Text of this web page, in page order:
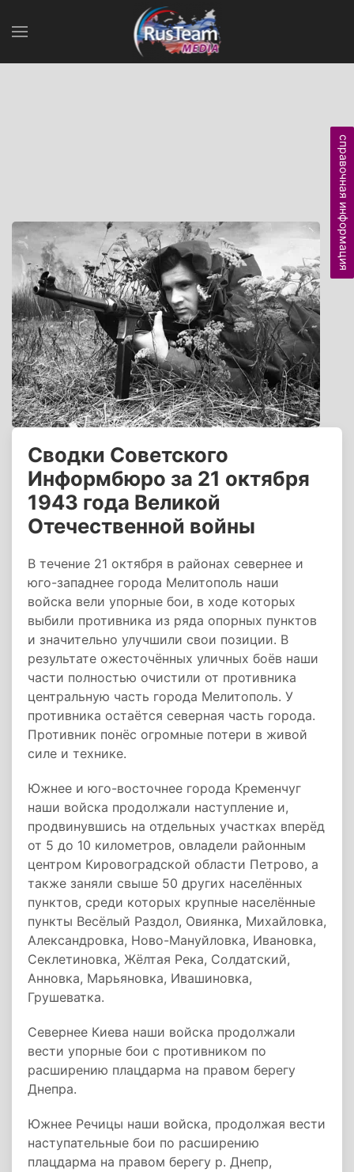
Сводки Советского
Информбюро за 21 октября
1943 года Великой
Отечественной войны
В течение 21 октября в районах севернее и
юго-западнее города Мелитополь наши
войска вели упорные бои, в ходе которых
выбили противника из ряда опорных пунктов
и значительно улучшили свои позиции. В
результате ожесточённых уличных боёв наши
части полностью очистили от противника
центральную часть города Мелитополь. У
противника остаётся северная часть города.
Противник понёс огромные потери в живой
силе и технике.
Южнее и юго-восточнее города Кременчуг
наши войска продолжали наступление и,
продвинувшись на отдельных участках вперёд
от 5 до 10 километров, овладели районным
центром Кировоградской области Петрово, а
также заняли свыше 50 других населённых
пунктов, среди которых крупные населённые
пункты Весёлый Раздол, Овиянка, Михайловка,
Александровка, Ново-Мануйловка, Ивановка,
Секлетиновка, Жёлтая Река, Солдатский,
Анновка, Марьяновка, Ивашиновка,
Грушеватка.
Севернее Киева наши войска продолжали
вести упорные бои с противником по
расширению плацдарма на правом берегу
Днепра.
Южнее Речицы наши войска, продолжая вести
наступательные бои по расширению
плацдарма на правом берегу р. Днепр,
справочная информация